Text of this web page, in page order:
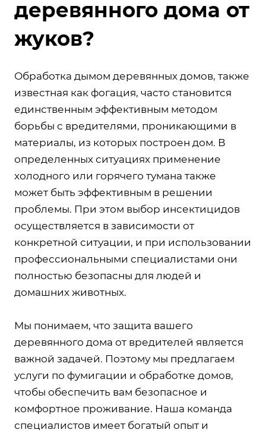
деревянного дома от
жуков?
Обработка дымом деревянных домов, также
известная как фогация, часто становится
единственным эффективным методом
борьбы с вредителями, проникающими в
материалы, из которых построен дом. В
определенных ситуациях применение
холодного или горячего тумана также
может быть эффективным в решении
проблемы. При этом выбор инсектицидов
осуществляется в зависимости от
конкретной ситуации, и при использовании
профессиональными специалистами они
полностью безопасны для людей и
домашних животных.
Мы понимаем, что защита вашего
деревянного дома от вредителей является
важной задачей. Поэтому мы предлагаем
услуги по фумигации и обработке домов,
чтобы обеспечить вам безопасное и
комфортное проживание. Наша команда
специалистов имеет богатый опыт и